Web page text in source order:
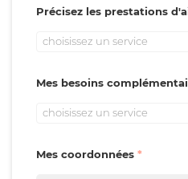
Précisez les prestations
choisissez un service
Mes besoins
choisissez un service
Mes coordonnées